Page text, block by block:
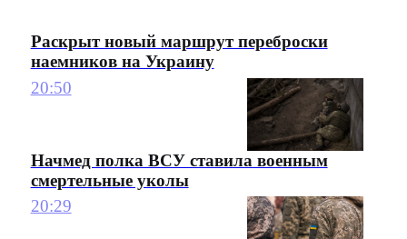
Раскрыт новый маршрут переброски
наемников на Украину
20:50
Начмед полка ВСУ ставила военным
смертельные уколы
20:29